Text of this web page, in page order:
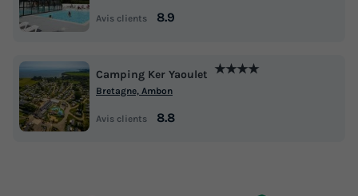
Avis clients 8.9
Camping Ker Yaoulet ★★★★
Bretagne, Ambon
Avis clients 8.8